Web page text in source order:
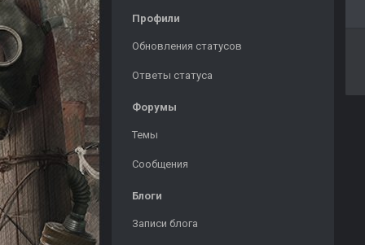
Профили
Обновления статусов
Ответы статуса
Форумы
Темы
Сообщения
Блоги
Записи блога